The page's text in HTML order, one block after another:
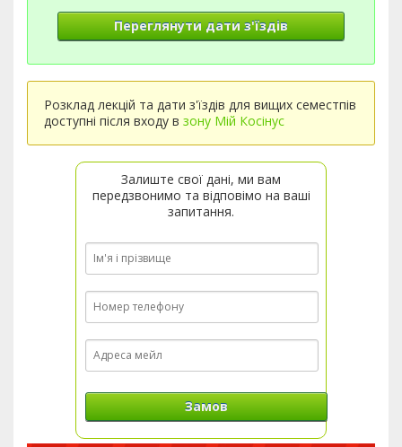
Переглянути дати з'їздів
Розклад лекцій та дати з'їздів для вищих семестпів
доступні після входу в зону Мій Косінус
Залиште свої дані, ми вам
передзвонимо та відповімо на ваші
запитання.
Замов